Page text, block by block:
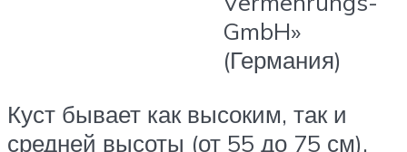
GmbH»
(Германия)
Куст бывает как высоким, так и
средней высоты (от 55 до 75 см).